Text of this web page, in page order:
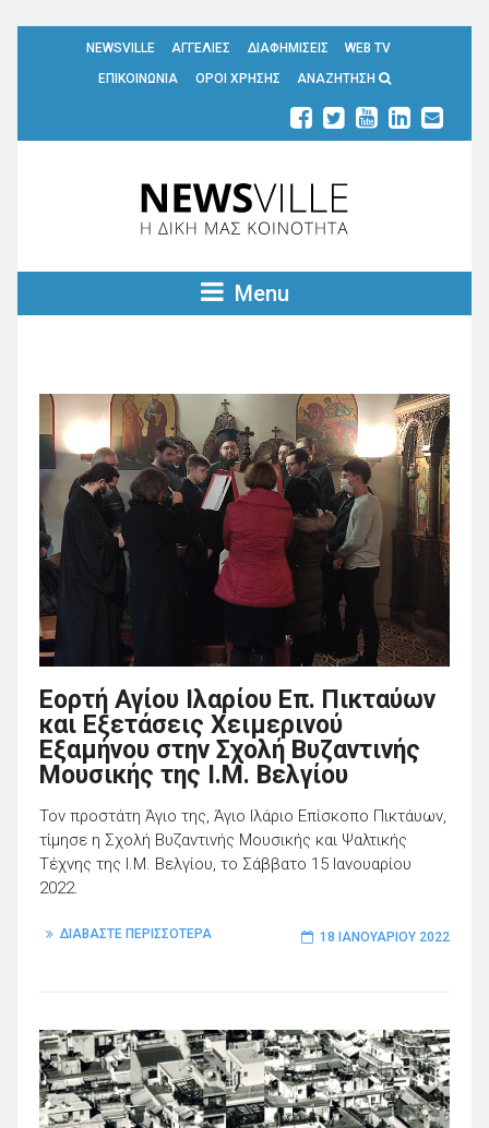
NEWSVILLE ΑΓΓΕΛΙΕΣ ΔΙΑΦΗΜΙΣΕΙΣ
WEB TV
ΕΠΙΚΟΙΝΩΝΙΑ
ΟΡΟΙ ΧΡΗΣΗΣ ΑΝΑΖΗΤΗΣΗ
Menu
Εορτή Αγίου Ιλαρίου Επ. Πικταύων
και Εξετάσεις Χειμερινού
Εξαμήνου στην Σχολή Βυζαντινής
Μουσικής της Ι.Μ. Βελγίου
Τον προστάτη Άγιο της, Άγιο Ιλάριο Επίσκοπο Πικτάυων,
τίμησε η Σχολή Βυζαντινής Μουσικής και Ψαλτικής
Τέχνης της Ι.Μ. Βελγίου, το Σάββατο 15 Ιανουαρίου
2022.
ΔΙΑΒΑΣΤΕ ΠΕΡΙΣΣΟΤΕΡΑ 18 ΙΑΝΟΥΑΡΊΟΥ 2022